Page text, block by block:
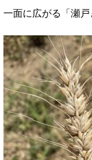
一面に広がる「瀬